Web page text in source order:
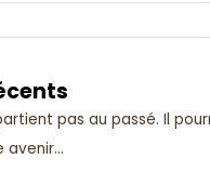
pas au passé. Il
avenir…